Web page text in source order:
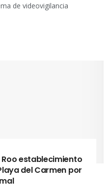
de videovigilancia
Roo establecimiento
del Carmen por